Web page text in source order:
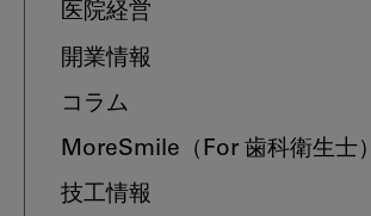
医院経営
開業情報
コラム
MoreSmile （For 歯科衛生士）
技工情報